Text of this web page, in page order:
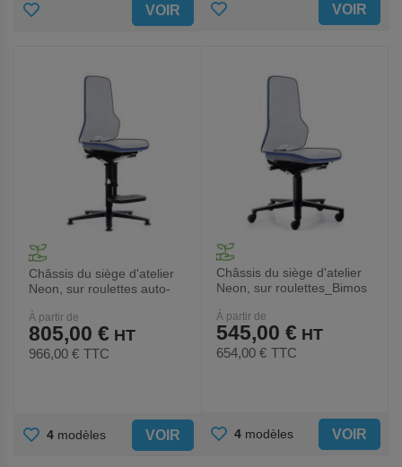
AJOUTER VOIR AJOUTER VOIR
Châssis du siège d'atelier
Neon, sur roulettes auto-
À partir de
805,00 €
966,00 € TTC
AJOUTER
4 modèles VOIR
Châssis du siège d'atelier
Neon, sur roulettes_Bimos
À partir de
545,00 €
654,00 € TTC
AJOUTER
4 modèles VOIR